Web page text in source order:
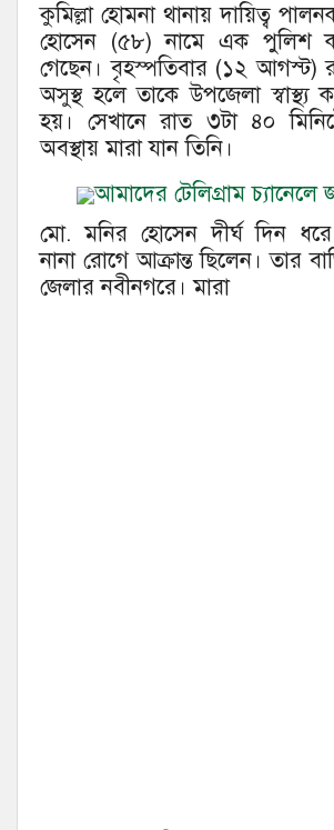
কুমিল্লা হোমনা থানায় দায়িত্ব
হোসেন (৫৮) নামে এক পুলিশ
গেছেন। বৃহস্পতিবার (১২ আগস্ট)
অসুস্থ হলে তাকে উপজেলা স্বাস্থ্য
হয়। সেখানে রাত ৩টা ৪০
অবস্থায় মারা যান তিনি।
আমাদের টেলিগ্রাম
মো. মনির হোসেন দীর্ঘ দিন ধরে
নানা রোগে আক্রান্ত ছিলেন। তার
জেলার নবীনগরে। মারা